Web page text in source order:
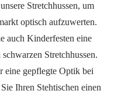
Stretchhussen, um
optisch aufzuwerten.
auch Kinderfesten eine
Stretchhussen.
eine gepflegte Optik bei
Ihren Stehtischen einen